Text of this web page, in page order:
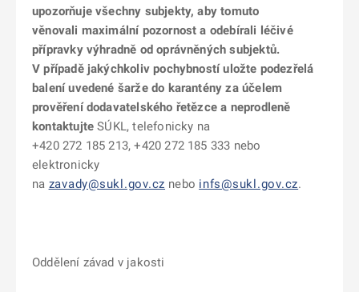
upozorňuje všechny subjekty, aby tomuto
věnovali maximální pozornost a odebírali léčivé
přípravky výhradně od oprávněných subjektů.
V případě jakýchkoliv pochybností uložte podezřelá
balení uvedené šarže do karantény za účelem
prověření dodavatelského řetězce a neprodleně
kontaktujte SÚKL, telefonicky na
+420 272 185 213, +420 272 185 333 nebo
elektronicky
na zavady@sukl.gov.cz nebo infs@sukl.gov.cz.
Oddělení závad v jakosti